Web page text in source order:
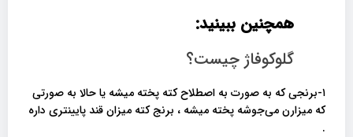
همچنین ببینید:
گلوکوفاژ چیست؟
۱-برنجی که به صورت به اصطلاح کته پخته میشه یا حالا به صورتی
که میزارن می‌جوشه پخته میشه ، برنج کته میزان قند پایینتری داره
.